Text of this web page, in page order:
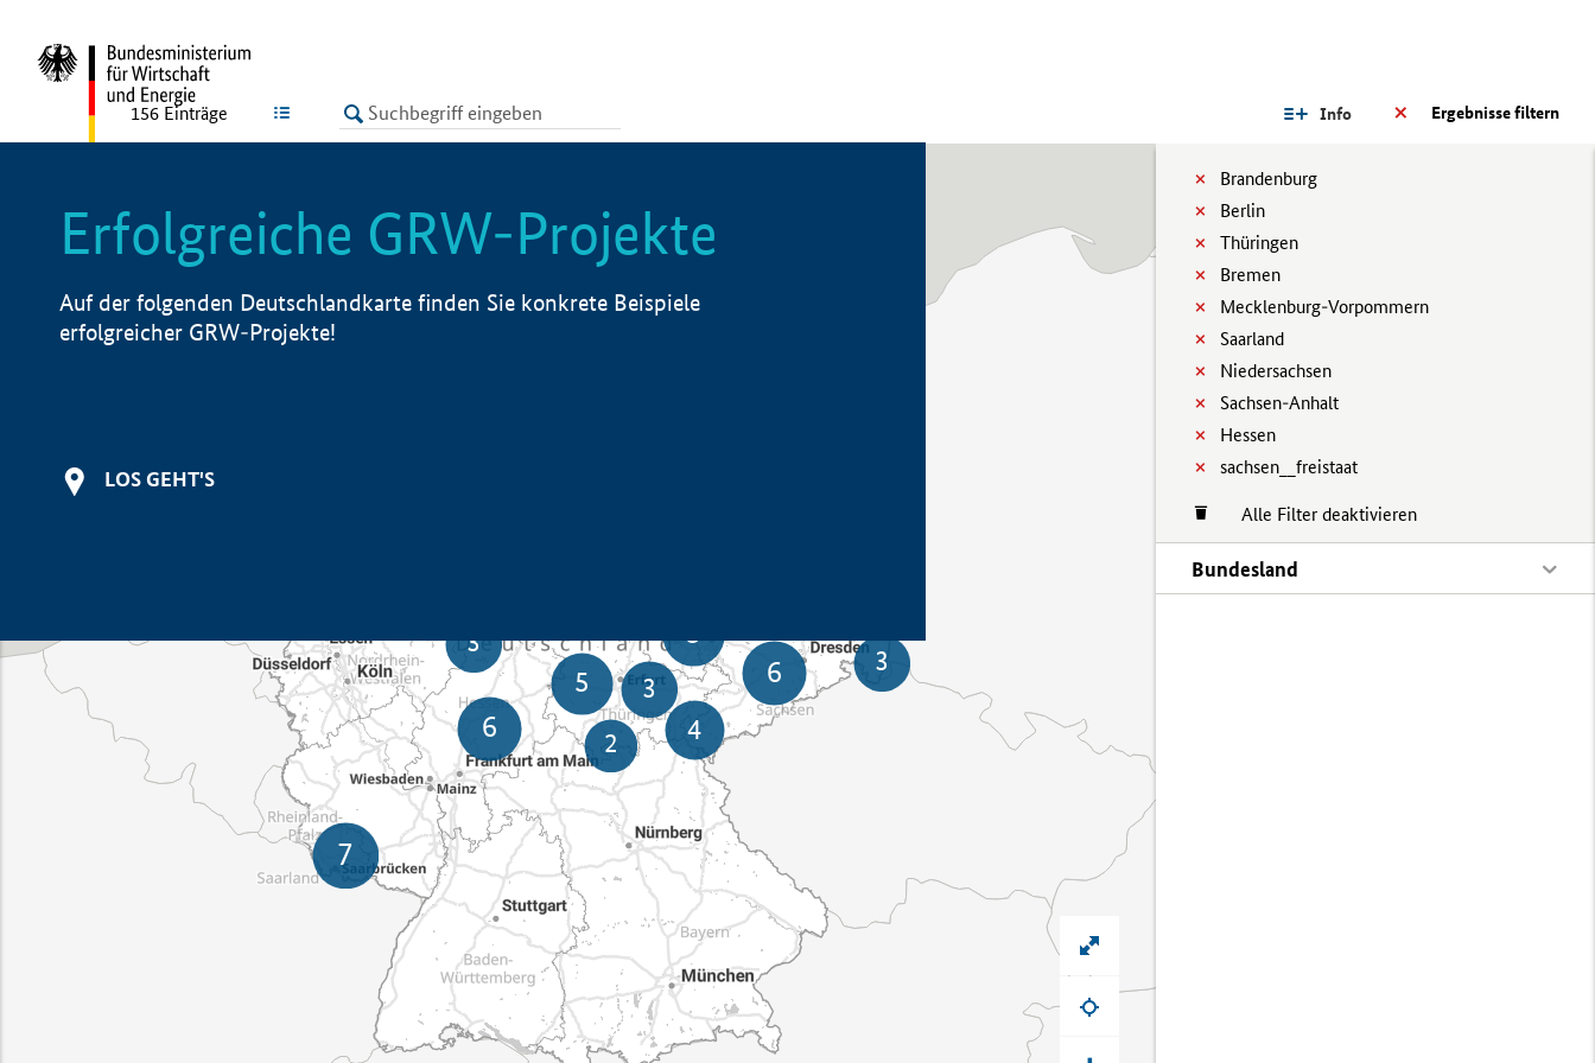
LISTE Ergebnisse filtern
Info
Brandenburg
Berlin
Thüringen
Bremen
Mecklenburg-Vorpommern
Saarland
Niedersachsen
Sachsen-Anhalt
Hessen
sachsen__freistaat
Alle Filter deaktivieren
Bundesland
156 Einträge
Erfolgreiche GRW-Projekte
Auf der folgenden Deutschlandkarte finden Sie konkrete Beispiele
erfolgreicher GRW-Projekte!
LOS GEHT'S